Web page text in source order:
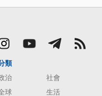
類
治
社會
球
生活